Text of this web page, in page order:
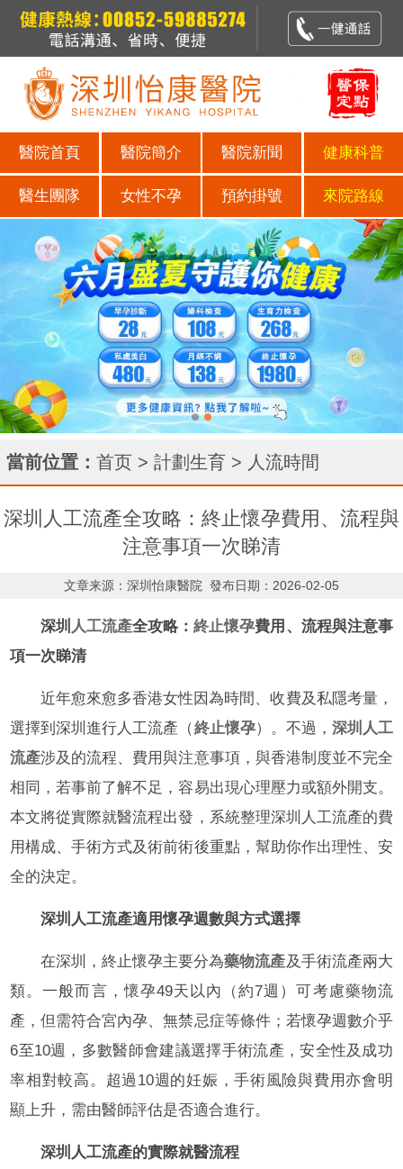
醫院首頁 醫院簡介 醫院新聞 健康科普
醫生團隊 女性不孕 預約掛號 來院路線
當前位置： 首页 > 計劃生育 > 人流時間
深圳人工流產全攻略：終止懷孕費用、流程與
注意事項一次睇清
文章来源：深圳怡康醫院 發布日期：2026-02-05
深圳 人工流產全攻略：終止懷孕費用、流程與注意事
項一次睇清
近年愈來愈多香港女性因為時間、收費及私隱考量，
選擇到深圳進行人工流產（終止懷孕）。不過， 深圳人工
流產涉及的流程、費用與注意事項，與香港制度並不完全
相同，若事前了解不足，容易出現心理壓力或額外開支。
本文將從實際就醫流程出發，系統整理深圳人工流產的費
用構成、手術方式及術前術後重點，幫助你作出理性、安
全的決定。
深圳人工流產適用懷孕週數與方式選擇
在深圳，終止懷孕主要分為藥物流產及手術流產兩大
類。一般而言，懷孕49天以內（約7週）可考慮藥物流
產，但需符合宮內孕、無禁忌症等條件；若懷孕週數介乎
6至10週，多數醫師會建議選擇手術流產，安全性及成功
率相對較高。超過10週的妊娠，手術風險與費用亦會明
顯上升，需由醫師評估是否適合進行。
深圳人工流產的實際就醫流程